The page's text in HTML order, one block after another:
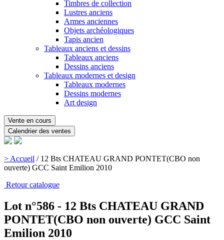
Timbres de collection
Lustres anciens
Armes anciennes
Objets archéologiques
Tapis ancien
Tableaux anciens et dessins
Tableaux anciens
Dessins anciens
Tableaux modernes et design
Tableaux modernes
Dessins modernes
Art design
Vente en cours
Calendrier des ventes
> Accueil / 12 Bts CHATEAU GRAND PONTET(CBO non
ouverte) GCC Saint Emilion 2010
Retour catalogue
Lot n°586 - 12 Bts CHATEAU GRAND
PONTET(CBO non ouverte) GCC Saint
Emilion 2010